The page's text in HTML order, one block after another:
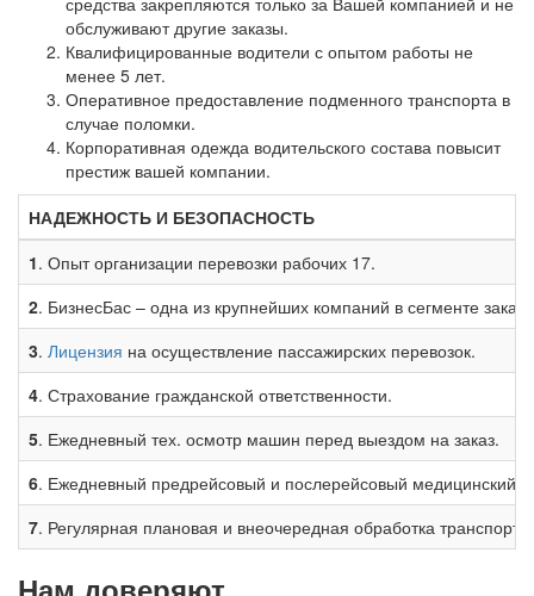
обслуживают другие заказы.
Квалифицированные водители с опытом работы не
менее 5 лет.
Оперативное предоставление подменного транспорта в
случае поломки.
Корпоративная одежда водительского состава повысит
престиж вашей компании.
НАДЕЖНОСТЬ И БЕЗОПАСНОСТЬ
1. Опыт организации перевозки рабочих 17.
2. БизнесБас – одна из крупнейших компаний в сегменте
3. Лицензия на осуществление пассажирских перевозок.
4. Страхование гражданской ответственности.
5. Ежедневный тех. осмотр машин перед выездом на заказ.
6. Ежедневный предрейсовый и послерейсовый медицинский
7. Регулярная плановая и внеочередная обработка